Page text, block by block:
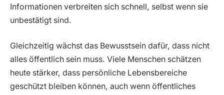
Informationen verbreiten sich schnell, selbst wenn sie
unbestätigt sind.
Gleichzeitig wächst das Bewusstsein dafür, dass nicht
alles öffentlich sein muss. Viele Menschen schätzen
heute stärker, dass persönliche Lebensbereiche
geschützt bleiben können, auch wenn öffentliches